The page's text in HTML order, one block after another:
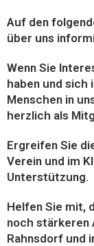
Auf den
über uns
Wenn Sie
haben und sich
Menschen in
herzlich als
Ergreifen Sie
Verein und im
Unterstützung.
Helfen Sie mit,
noch stärkeren
Rahnsdorf und